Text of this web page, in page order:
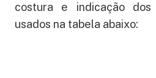
costura e indicação
usados na tabela abaixo: